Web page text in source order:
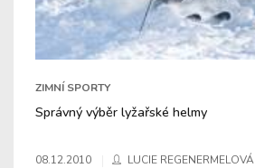
ZIMNÍ SPORTY
Správný výběr lyžařské helmy
08.12.2010 LUCIE REGENERMELOVÁ